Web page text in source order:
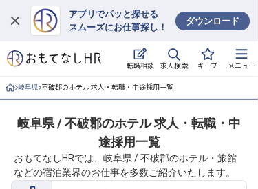
アプリでパッと探せる
スムーズにお仕事探し！
ダウンロード
転職相談 求人検索 キープ メニュー
ログイン
求人・施設を探す
就職・転職 合同説明会
おもてなしHRについて
岐阜県 不破郡のホテル 求人・転職・中途採用一覧
岐阜県 / 不破郡のホテル 求人・転職・中
途採用一覧
おもてなしHRでは、岐阜県 / 不破郡のホテル・旅館
などの宿泊業界のお仕事を多数ご紹介いたします。